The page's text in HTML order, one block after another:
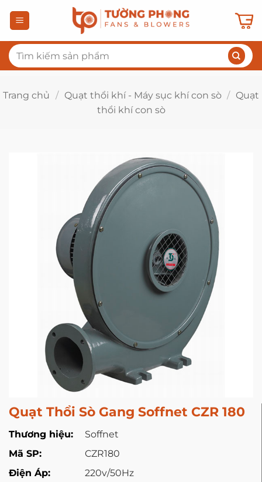
qua
dung
Tìm
kiếm:
Trang chủ / Quạt thổi khí - Máy sục khí con sò / Quạt
thổi khí con sò
Quạt Thổi Sò Gang Soffnet CZR 180
Thương hiệu:
Soffnet
Mã SP:
CZR180
Điện Áp:
220v/50Hz